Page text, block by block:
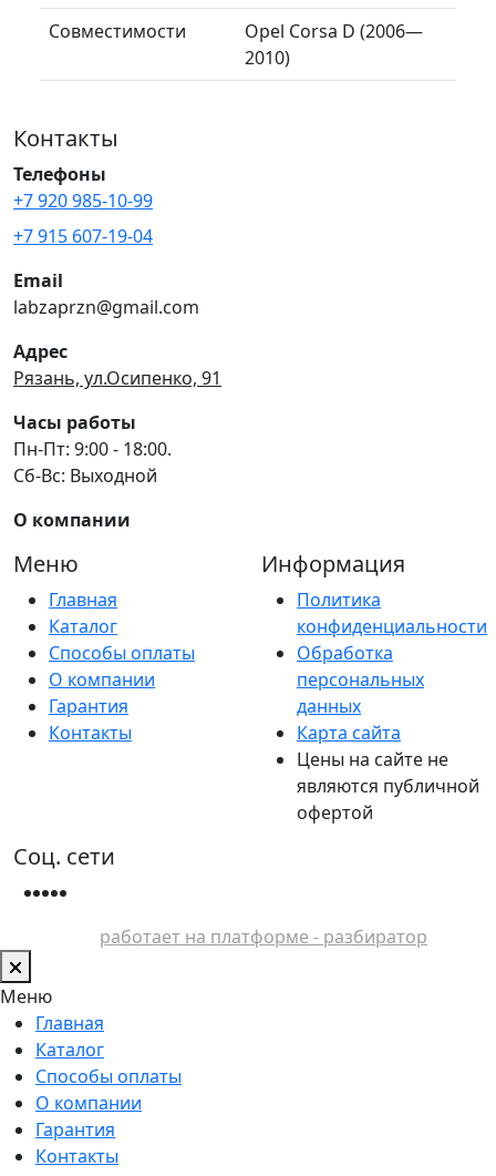
Совместимости
Opel Corsa D (2006—
2010)
Контакты
Телефоны
+7 920 985-10-99
+7 915 607-19-04
Email
labzaprzn@gmail.com
Адрес
Рязань, ул.Осипенко, 91
Часы работы
Пн-Пт: 9:00 - 18:00.
Сб-Вс: Выходной
О компании
Меню
Главная
Каталог
Способы оплаты
О компании
Гарантия
Контакты
Информация
Политика
конфиденциальности
Обработка
персональных
данных
Карта сайта
Цены на сайте не
являются публичной
офертой
Соц. сети
работает на платформе - разбиратор
Меню
Главная
Каталог
Способы оплаты
О компании
Гарантия
Контакты